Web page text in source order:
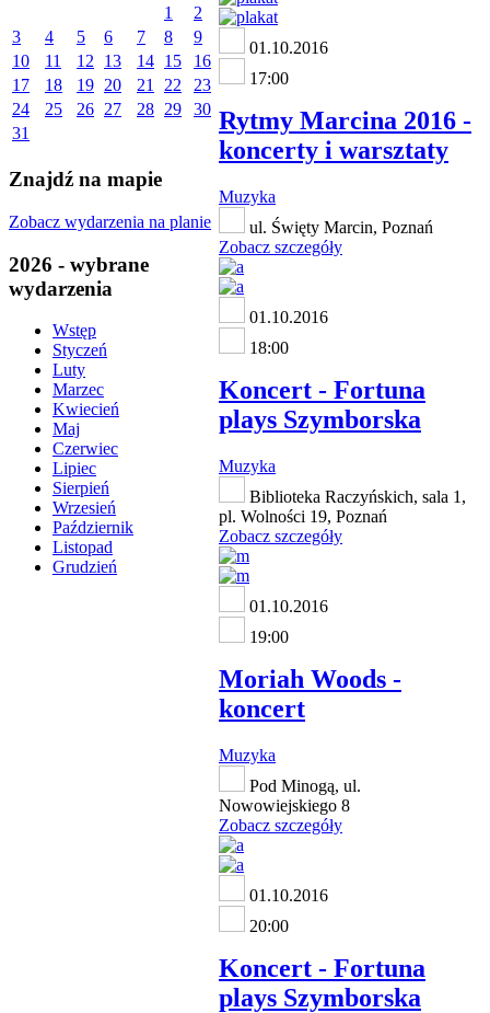
1
2
3
4 5 6 7 8
9
10
11 12 13 14 15
16
17
18 19 20 21 22
23
24
25 26 27 28 29
30
31
Znajdź na mapie
Zobacz wydarzenia na planie
2026 - wybrane
wydarzenia
Wstęp
Styczeń
Luty
Marzec
Kwiecień
Maj
Czerwiec
Lipiec
Sierpień
Wrzesień
Październik
Listopad
Grudzień
01.10.2016
17:00
Rytmy Marcina 2016 -
koncerty i warsztaty
Muzyka
ul. Święty Marcin, Poznań
Zobacz szczegóły
01.10.2016
18:00
Koncert - Fortuna
plays Szymborska
Muzyka
Biblioteka Raczyńskich, sala 1,
pl. Wolności 19, Poznań
Zobacz szczegóły
01.10.2016
19:00
Moriah Woods -
koncert
Muzyka
Pod Minogą, ul.
Nowowiejskiego 8
Zobacz szczegóły
01.10.2016
20:00
Koncert - Fortuna
plays Szymborska